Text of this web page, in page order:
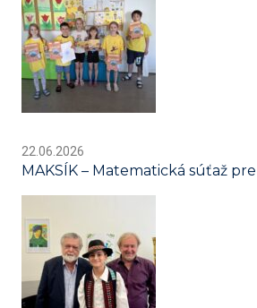
22.06.2026
MAKSÍK – Matematická súťaž